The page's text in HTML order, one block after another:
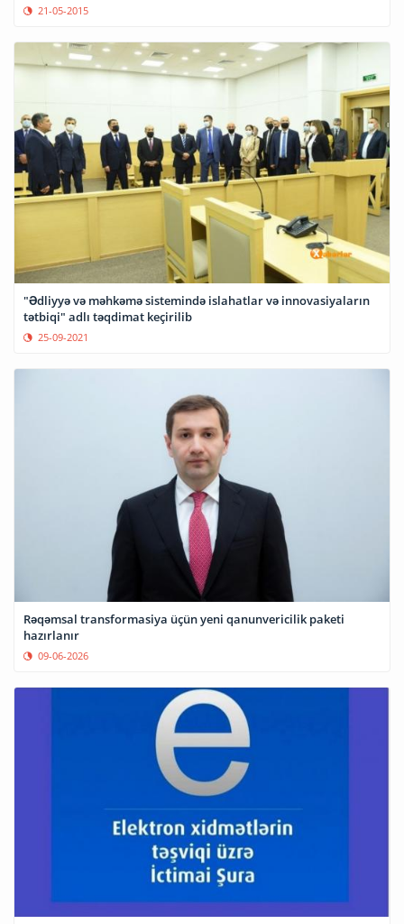
21-05-2015
"Ədliyyə və məhkəmə sistemində islahatlar və innovasiyaların
tətbiqi" adlı təqdimat keçirilib
25-09-2021
Rəqəmsal transformasiya üçün yeni qanunvericilik paketi
hazırlanır
09-06-2026